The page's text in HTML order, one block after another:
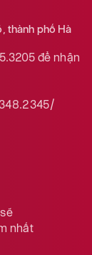
thành phố Hà
để nhận
nhất